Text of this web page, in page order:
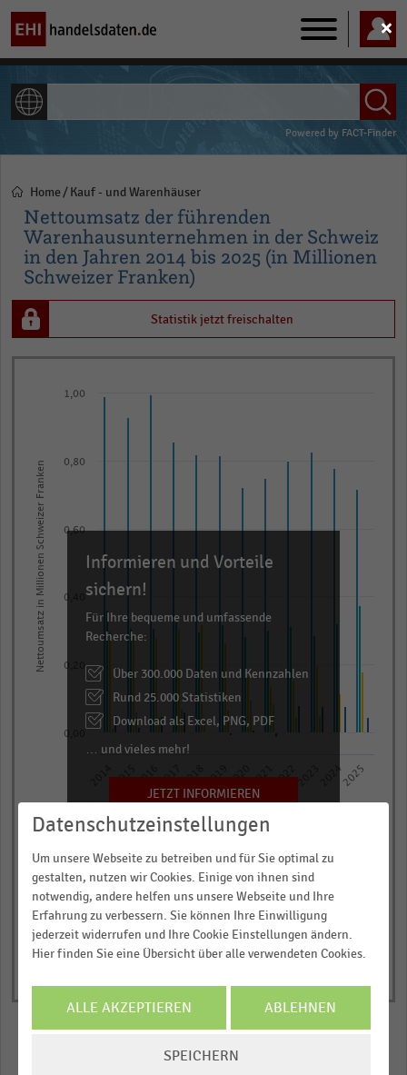
Main
navigation
Powered by FACT-Finder
Pfadnavigation
Home Kauf - und Warenhäuser
Nettoumsatz der führenden
Warenhausunternehmen in der Schweiz
in den Jahren 2014 bis 2025 (in Millionen
Schweizer Franken)
Statistik jetzt freischalten
series.
The
chart
has
axis
displaying
categories.
categories.
axis
displaying
Nettoumsatz
in
Millionen
Franken.
Nettoumsatz in Millionen Schweizer Franken
Jelmoli
Loeb
2014201520162017201820192020202120222023 20242025
0,00
0,20
0,40
0,60
0,80
1,00
End
interactive
chart
Informieren und Vorteile
sichern!
Für Ihre bequeme und umfassende
Recherche:
Über 300.000 Daten und Kennzahlen
Rund 25.000 Statistiken
Download als Excel, PNG, PDF
… und vieles mehr!
JETZT INFORMIEREN
Datenschutzeinstellungen
Um unsere Webseite zu betreiben und für Sie optimal zu
gestalten, nutzen wir Cookies. Einige von ihnen sind
notwendig, andere helfen uns unsere Webseite und Ihre
Erfahrung zu verbessern. Sie können Ihre Einwilligung
jederzeit widerrufen und Ihre Cookie Einstellungen ändern.
Hier finden Sie eine Übersicht über alle verwendeten Cookies.
ALLE AKZEPTIEREN ABLEHNEN
SPEICHERN